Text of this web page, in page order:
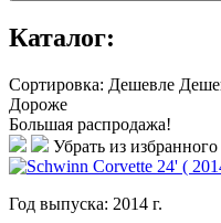
Каталог:
Сортировка: Дешевле
Дороже
Большая распродажа!
Убрать из избранного
Год выпуска: 2014 г.